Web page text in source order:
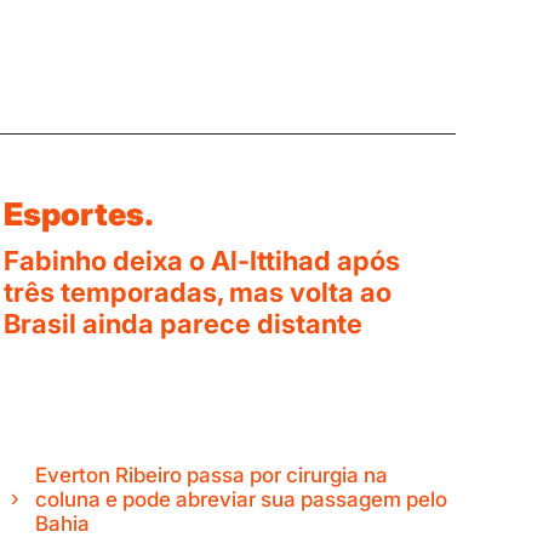
Esportes.
Fabinho deixa o Al-Ittihad após
três temporadas, mas volta ao
Brasil ainda parece distante
Everton Ribeiro passa por cirurgia na
coluna e pode abreviar sua passagem pelo
Bahia